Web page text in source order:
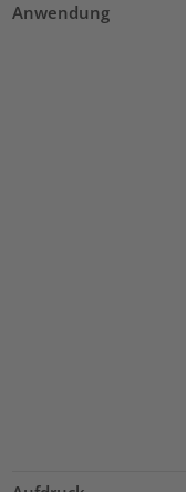
Anwendung